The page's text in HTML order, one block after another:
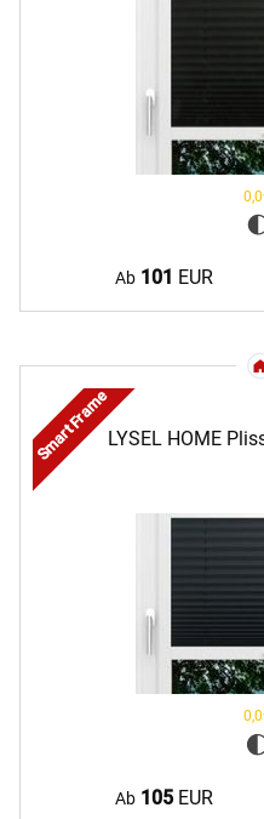
0,0
Ab 101 EUR
LYSEL HOME
Smart Frame
0,0
Ab 105EUR